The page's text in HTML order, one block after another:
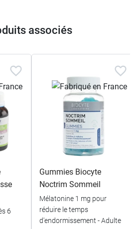
associés
6
Gummies Biocyte
Noctrim Sommeil
Mélatonine 1 mg pour
réduire le temps
d'endormissement - Adulte